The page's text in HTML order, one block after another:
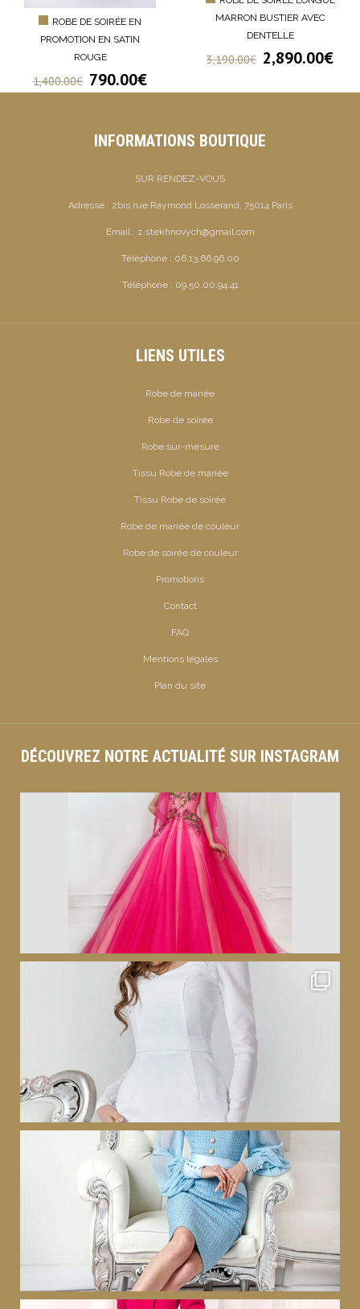
ROBE DE SOIRÉE EN
PROMOTION EN SATIN
ROUGE
1,400.00€ 790.00€
MARRON BUSTIER AVEC
DENTELLE
3,190.00€ 2,890.00€
INFORMATIONS BOUTIQUE
SUR RENDEZ-VOUS
Adresse : 2bis rue Raymond Losserand, 75014 Paris
Email : z.stekhnovych@gmail.com
Téléphone : 06.13.66.96.00
Téléphone : 09.50.00.94.41
LIENS UTILES
Robe de mariée
Robe de soirée
Robe sur-mesure
Tissu Robe de mariée
Tissu Robe de soirée
Robe de mariée de couleur
Robe de soirée de couleur
Promotions
Contact
FAQ
Mentions légales
Plan du site
DÉCOUVREZ NOTRE ACTUALITÉ SUR INSTAGRAM